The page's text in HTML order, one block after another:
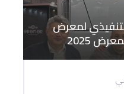
لمعرض
2025